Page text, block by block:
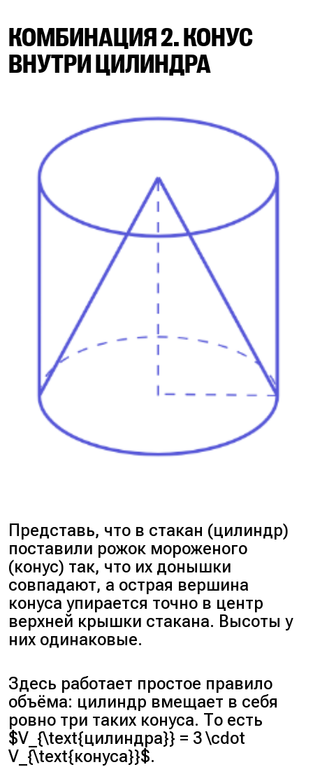
КОМБИНАЦИЯ 2. КОНУС
ВНУТРИ ЦИЛИНДРА
Представь, что в стакан (цилиндр)
поставили рожок мороженого
(конус) так, что их донышки
совпадают, а острая вершина
конуса упирается точно в центр
верхней крышки стакана. Высоты у
них одинаковые.
Здесь работает простое правило
объёма: цилиндр вмещает в себя
ровно три таких конуса. То есть
$V_{\text{цилиндра}} = 3 \cdot
V_{\text{конуса}}$.